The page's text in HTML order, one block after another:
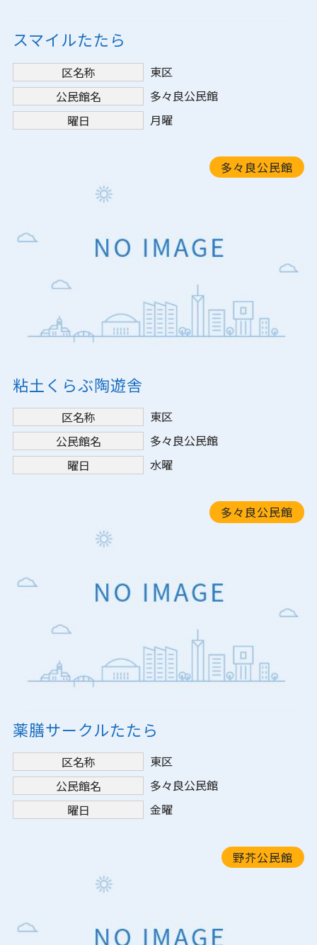
スマイルたたら
区名称
東区
公民館名
多々良公民館
曜日
月曜
多々良公民館
粘土くらぶ陶遊舎
区名称
東区
公民館名
多々良公民館
曜日
水曜
多々良公民館
薬膳サークルたたら
区名称
東区
公民館名
多々良公民館
曜日
金曜
野芥公民館